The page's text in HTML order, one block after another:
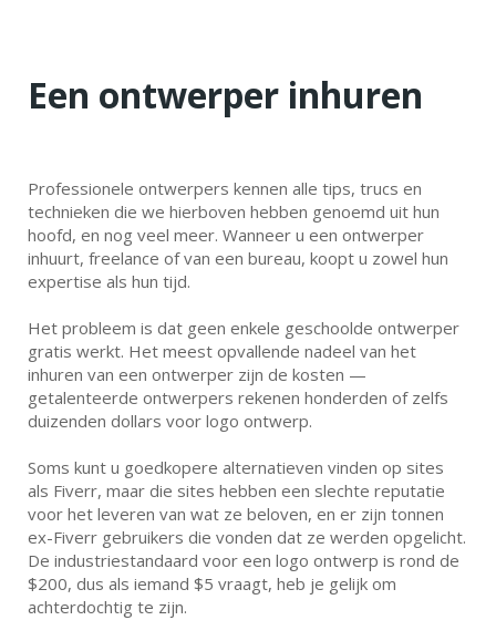
Een ontwerper inhuren
Professionele ontwerpers kennen alle tips, trucs en
technieken die we hierboven hebben genoemd uit hun
hoofd, en nog veel meer. Wanneer u een ontwerper
inhuurt, freelance of van een bureau, koopt u zowel hun
expertise als hun tijd.
Het probleem is dat geen enkele geschoolde ontwerper
gratis werkt. Het meest opvallende nadeel van het
inhuren van een ontwerper zijn de kosten —
getalenteerde ontwerpers rekenen honderden of zelfs
duizenden dollars voor logo ontwerp.
Soms kunt u goedkopere alternatieven vinden op sites
als Fiverr, maar die sites hebben een slechte reputatie
voor het leveren van wat ze beloven, en er zijn tonnen
ex-Fiverr gebruikers die vonden dat ze werden opgelicht.
De industriestandaard voor een logo ontwerp is rond de
$200, dus als iemand $5 vraagt, heb je gelijk om
achterdochtig te zijn.